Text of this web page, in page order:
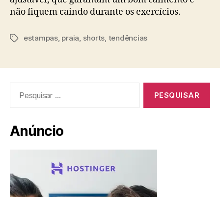
não fiquem caindo durante os exercícios.
Tagsestampas, praia shorts tendências
por:
Anúncio